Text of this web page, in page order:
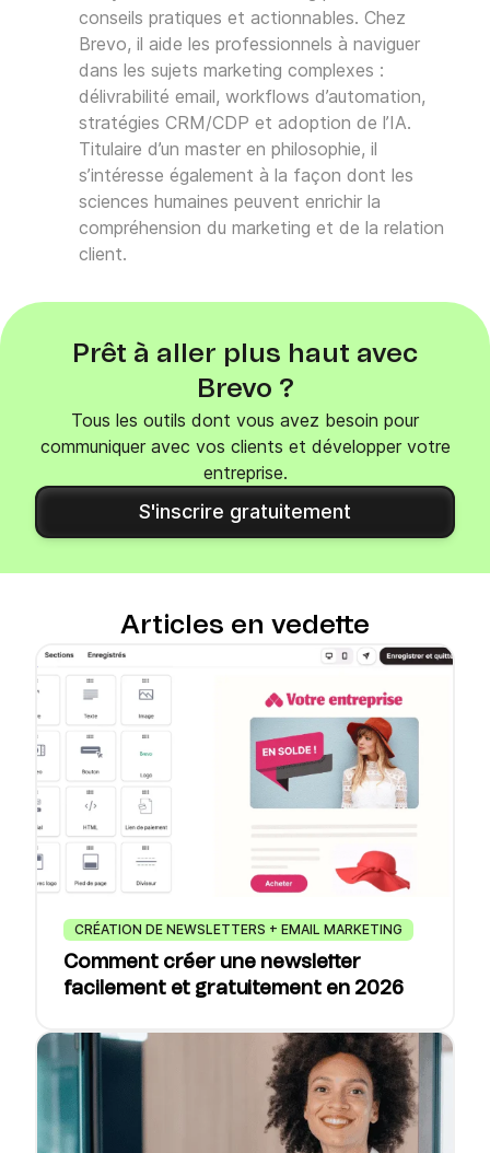
(CTA) explicite, qui pousse les
destinataires à agir.
Enfin, testez le mailing avant l'envoi et
respectez les réglementations sur la
protection des données pour garantir
une communication efficace et éthique.
conseils pratiques et actionnables. Chez
Brevo, il aide les professionnels à naviguer
dans les sujets marketing complexes :
délivrabilité email, workflows d’automation,
stratégies CRM/CDP et adoption de l’IA.
Titulaire d’un master en philosophie, il
s’intéresse également à la façon dont les
sciences humaines peuvent enrichir la
compréhension du marketing et de la relation
client.
Prêt à aller plus haut avec
Brevo ?
Tous les outils dont vous avez besoin pour
communiquer avec vos clients et développer votre
entreprise.
S'inscrire gratuitement
Articles en vedette
CRÉATION DE NEWSLETTERS + EMAIL MARKETING
Comment créer une newsletter
facilement et gratuitement en 2026